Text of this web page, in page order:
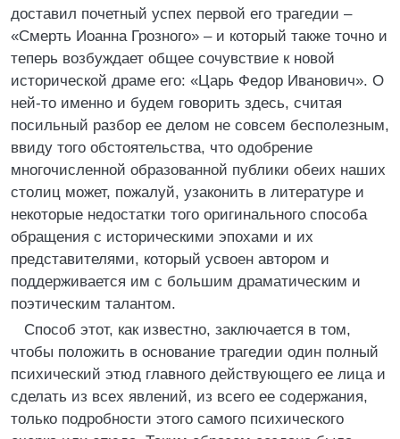
доставил почетный успех первой его трагедии –
«Смерть Иоанна Грозного» – и который также точно и
теперь возбуждает общее сочувствие к новой
исторической драме его: «Царь Федор Иванович». О
ней-то именно и будем говорить здесь, считая
посильный разбор ее делом не совсем бесполезным,
ввиду того обстоятельства, что одобрение
многочисленной образованной публики обеих наших
столиц может, пожалуй, узаконить в литературе и
некоторые недостатки того оригинального способа
обращения с историческими эпохами и их
представителями, который усвоен автором и
поддерживается им с большим драматическим и
поэтическим талантом.
Способ этот, как известно, заключается в том,
чтобы положить в основание трагедии один полный
психический этюд главного действующего ее лица и
сделать из всех явлений, из всего ее содержания,
только подробности этого самого психического